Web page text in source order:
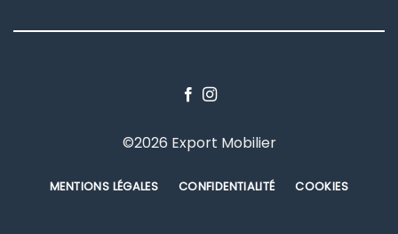
©2026 Export Mobilier
MENTIONS LÉGALES CONFIDENTIALITÉ COOKIES